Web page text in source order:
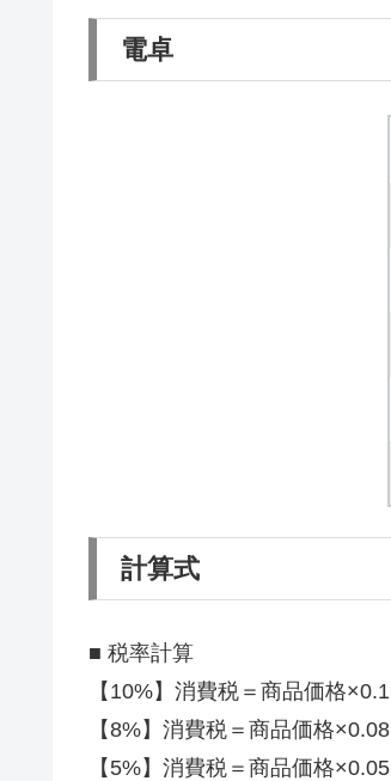
電卓
計算式
■ 税率計算
【10%】消費税＝商品価格×0.1
【8%】消費税＝商品価格×0.08
【5%】消費税＝商品価格×0.05